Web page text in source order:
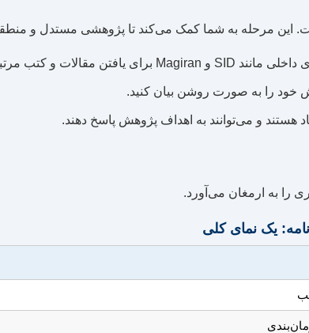
این مرحله به شما کمک می‌کند تا پژوهشی مستدل و
خود را به صورت روشن بیان کنید.
هستند و می‌توانند به اهداف پژوهش پاسخ دهند.
را به ارمغان می‌آورد.